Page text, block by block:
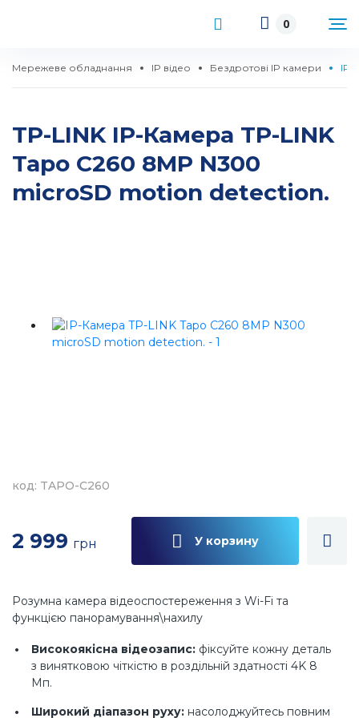
0
Мережеве обладнання IP відео Бездротові IP камери IP-
TP-LINK IP-Камера TP-LINK
Tapo C260 8MP N300
microSD motion detection.
код: TAPO-C260
2 999 грн У корзину
Розумна камера відеоспостереження з Wi-Fi та
функцією панорамування\нахилу
Високоякісна відеозапис: фіксуйте кожну деталь
з винятковою чіткістю в роздільній здатності 4K 8
Мп.
Широкий діапазон руху: насолоджуйтесь повним